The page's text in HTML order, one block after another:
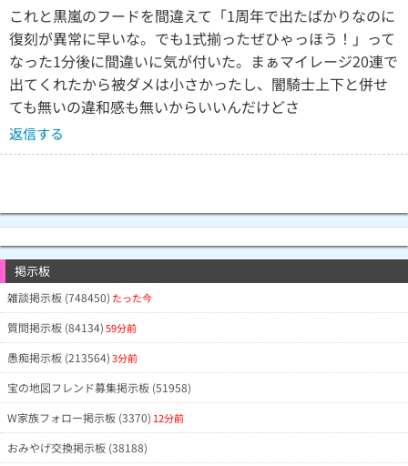
これと黒嵐のフードを間違えて「1周年で出たばかりなのに
復刻が異常に早いな。でも1式揃ったぜひゃっほう！」って
なった1分後に間違いに気が付いた。まぁマイレージ20連で
出てくれたから被ダメは小さかったし、闇騎士上下と併せ
ても無いの違和感も無いからいいんだけどさ
返信する
掲示板
雑談掲示板 (748450) たった今
質問掲示板 (84134)59分前
愚痴掲示板 (213564)3分前
宝の地図フレンド募集掲示板 (51958)
W家族フォロー掲示板 (3370) 12分前
おみやげ交換掲示板 (38188)